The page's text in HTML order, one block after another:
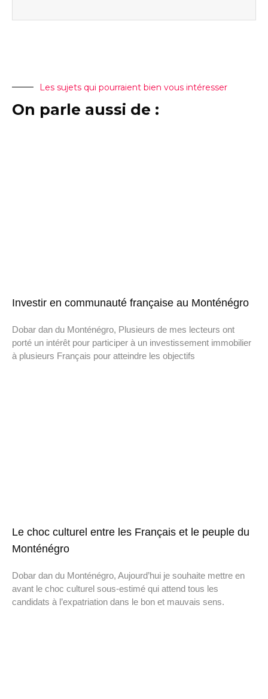
Les sujets qui pourraient bien vous intéresser
On parle aussi de :
Investir en communauté française au Monténégro
Dobar dan du Monténégro, Plusieurs de mes lecteurs ont
porté un intérêt pour participer à un investissement immobilier
à plusieurs Français pour atteindre les objectifs
Le choc culturel entre les Français et le peuple du
Monténégro
Dobar dan du Monténégro, Aujourd’hui je souhaite mettre en
avant le choc culturel sous-estimé qui attend tous les
candidats à l’expatriation dans le bon et mauvais sens.